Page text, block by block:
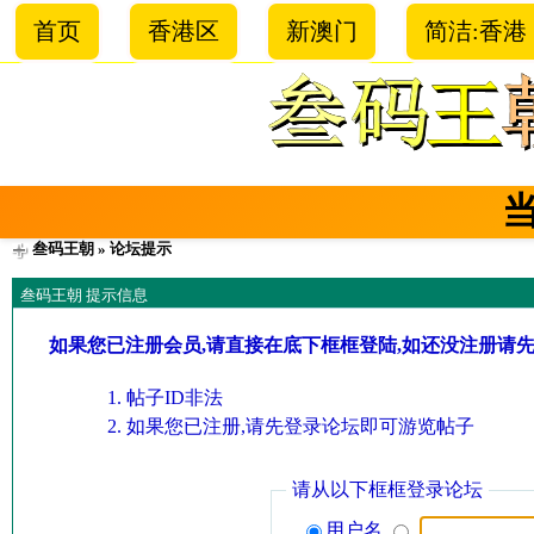
首页 香港区 新澳门 简洁:香港
叁码王朝 » 论坛提示
叁码王朝 提示信息
如果您已注册会员,请直接在底下框框登陆,如还没注册请
帖子ID非法
如果您已注册,请先登录论坛即可游览帖子
请从以下框框登录论坛
用户名